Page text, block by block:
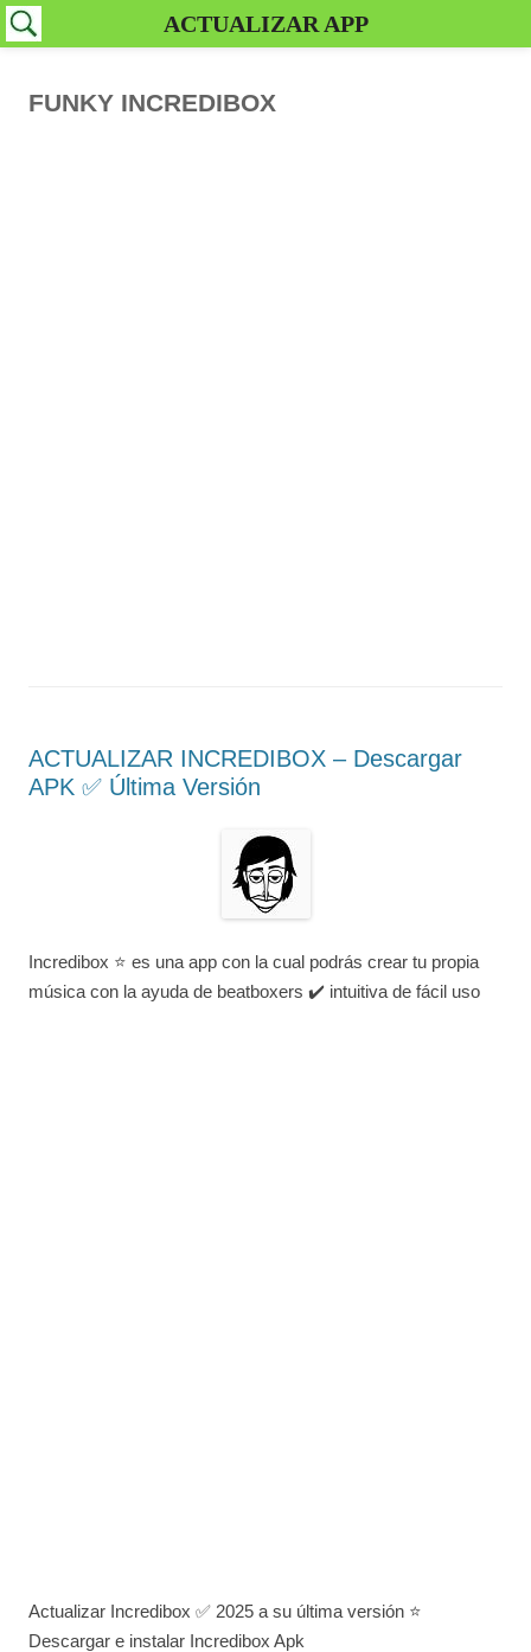
FUNKY INCREDIBOX
ACTUALIZAR INCREDIBOX – Descargar
APK ✅️ Última Versión
Incredibox ⭐ es una app con la cual podrás crear tu propia
música con la ayuda de beatboxers ✔️ intuitiva de fácil uso
Actualizar Incredibox ✅ 2025 a su última versión ⭐
Descargar e instalar Incredibox Apk
ACTUALIZAR APP